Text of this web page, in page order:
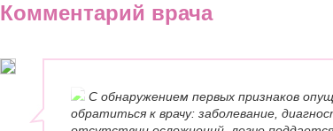
Комментарий врача
С обнаружением первых признаков
обратиться к врачу: заболевание,